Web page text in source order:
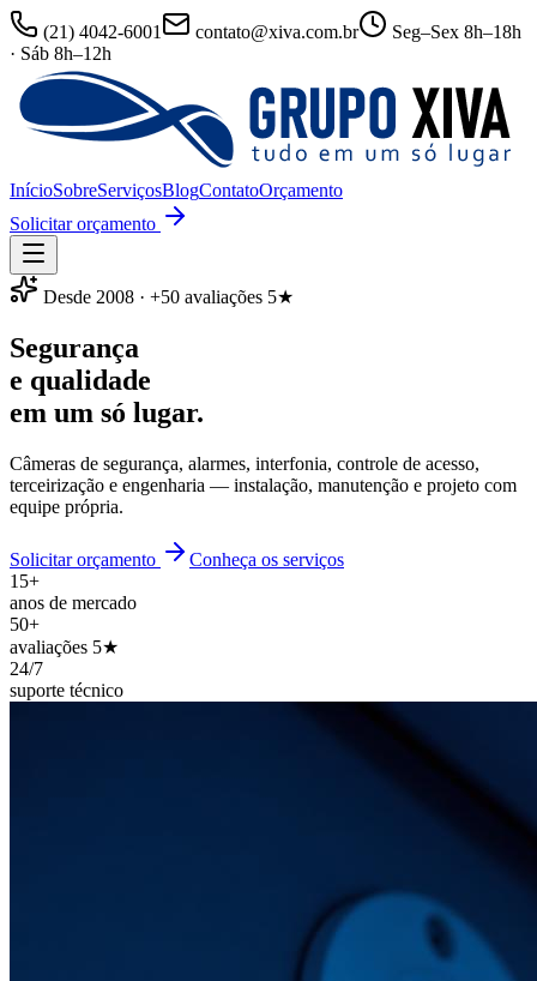
(21) 4042-6001 contato@xiva.com.br
Seg–Sex 8h–18h
· Sáb 8h–12h
InícioSobreServiçosBlogContatoOrçamento
Solicitar orçamento
Desde 2008 · +50 avaliações 5★
Segurança
e qualidade
em um só lugar.
Câmeras de segurança, alarmes, interfonia, controle de acesso,
terceirização e engenharia — instalação, manutenção e projeto com
equipe própria.
Solicitar orçamento
Conheça os serviços
15+
anos de mercado
50+
avaliações 5★
24/7
suporte técnico